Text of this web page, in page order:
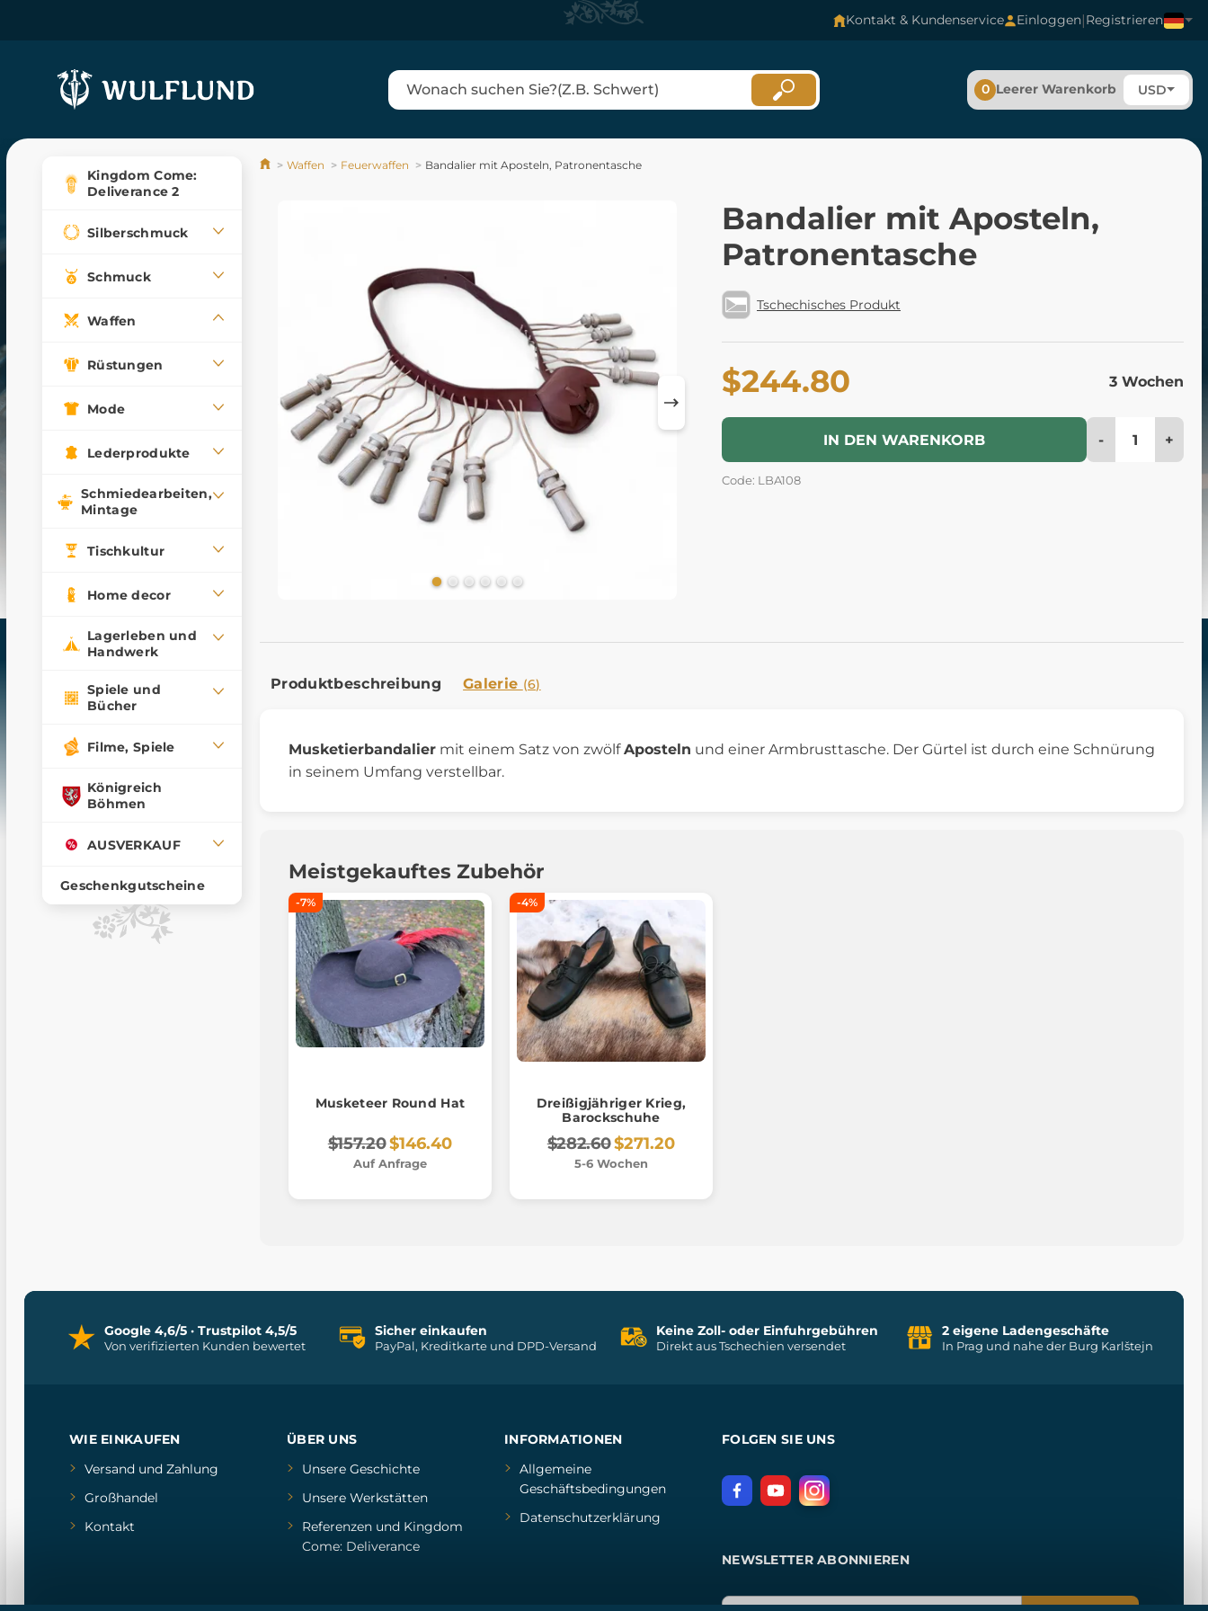
Kontakt & Kundenservice Einloggen|Registrieren
0 Leerer Warenkorb USD
Kingdom Come:
Deliverance 2
Silberschmuck
Schmuck
Waffen
Rüstungen
Mode
Lederprodukte
Schmiedearbeiten,
Mintage
Tischkultur
Home decor
Lagerleben und
Handwerk
Spiele und
Bücher
Filme, Spiele
Königreich
Böhmen
AUSVERKAUF
Geschenkgutscheine
Waffen Feuerwaffen Bandalier mit Aposteln, Patronentasche
Bandalier mit Aposteln,
Patronentasche
Tschechisches Produkt
$244.80 3 Wochen
IN DEN WARENKORB - +
Code: LBA108
Produktbeschreibung Galerie (6)
Musketierbandalier mit einem Satz von zwölfAposteln und einer Armbrusttasche. Der Gürtel ist durch eine Schnürung
in seinem Umfang verstellbar.
Meistgekauftes Zubehör
-7%
Musketeer Round Hat
$157.20$146.40
Auf Anfrage
-4%
Dreißigjähriger Krieg,
Barockschuhe
$282.60$271.20
5-6 Wochen
Google 4,6/5 · Trustpilot 4,5/5
Von verifizierten Kunden bewertet
Sicher einkaufen
PayPal, Kreditkarte und DPD-Versand
Keine Zoll- oder Einfuhrgebühren
Direkt aus Tschechien versendet
2 eigene Ladengeschäfte
In Prag und nahe der Burg Karlštejn
WIE EINKAUFEN
Versand und Zahlung
Großhandel
Kontakt
ÜBER UNS
Unsere Geschichte
Unsere Werkstätten
Referenzenund Kingdom
Come: Deliverance
INFORMATIONEN
Allgemeine
Geschäftsbedingungen
Datenschutzerklärung
FOLGEN SIE UNS
NEWSLETTER ABONNIEREN